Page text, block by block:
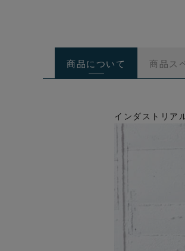
商品について 商品ス
インダストリア